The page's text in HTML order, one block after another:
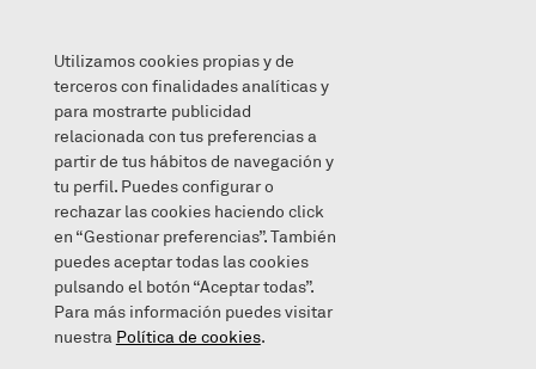
VUELTA A LAS AULAS?
2020/05/21
Utilizamos cookies propias y de
terceros con finalidades analíticas y
para mostrarte publicidad
relacionada con tus preferencias a
partir de tus hábitos de navegación y
tu perfil. Puedes configurar o
rechazar las cookies haciendo click
en “Gestionar preferencias”. También
puedes aceptar todas las cookies
pulsando el botón “Aceptar todas”.
Para más información puedes visitar
nuestra Política de cookies.